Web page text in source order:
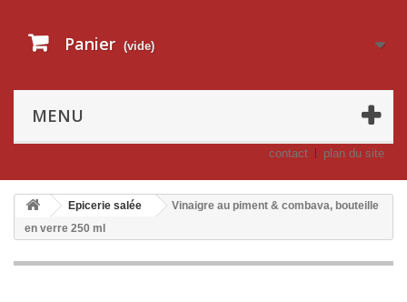
Panier (vide)
MENU
contact plan du site
Epicerie salée
Vinaigre au piment & combava, bouteille
en verre 250 ml